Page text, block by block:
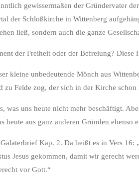
gewissermaßen der Gründervater
der Schloßkirche in Wittenberg
ließ, sondern auch die ganze
der Freiheit oder der Befreiung?
kleine unbedeutende Mönch aus
zu Felde zog, der sich in der Kirche
was uns heute nicht mehr beschäftigt.
heute aus ganz anderen Gründen
Kap. 2. Da heißt es in Vers 16:
Jesus gekommen, damit wir gerecht
vor Gott.“